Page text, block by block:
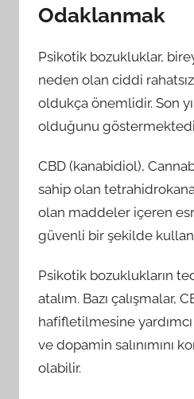
Odaklanmak
Psikotik bozukluklar,
neden olan ciddi
oldukça önemlidir. Son
olduğunu
CBD (kanabidiol),
sahip olan
olan maddeler içeren
güvenli bir şekilde
Psikotik bozuklukların
atalım. Bazı
hafifletilmesine
ve dopamin salınımını
olabilir.